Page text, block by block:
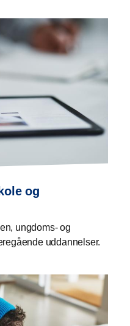
og
ungdoms- og
uddannelser.